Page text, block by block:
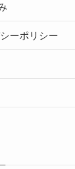
ーポリシー